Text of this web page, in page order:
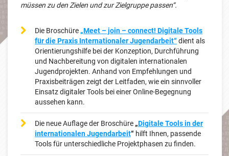
müssen zu den Zielen und zur Zielgruppe passen“.
Die Broschüre „Meet – join – connect! Digitale Tools
für die Praxis Internationaler Jugendarbeit“dient als
Orientierungshilfe bei der Konzeption, Durchführung
und Nachbereitung von digitalen internationalen
Jugendprojekten. Anhand von Empfehlungen und
Praxisbeiträgen zeigt der Leitfaden, wie ein sinnvoller
Einsatz digitaler Tools bei einer Online-Begegnung
aussehen kann.
Die neue Auflage der Broschüre „Digitale Tools in der
internationalen Jugendarbeit“ hilft Ihnen, passende
Tools für unterschiedliche Projektphasen zu finden.